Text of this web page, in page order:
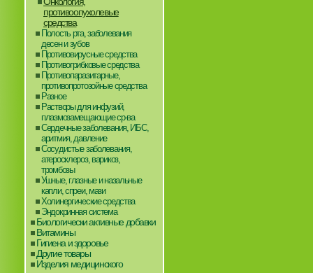
противоопухолевые
средства
Полость рта, заболевания
десен и зубов
Противовирусные средства
Противогрибковые средства
Противопаразитарные,
противопротозойные средства
Разное
Растворы для инфузий,
плазмозамещающие ср-ва
Сердечные заболевания, ИБС,
аритмия, давление
Сосудистые заболевания,
атеросклероз, варикоз,
тромбозы
Ушные, глазные и назальные
капли, спреи, мази
Холинергические средства
Эндокринная система
Биологически активные добавки
Витамины
Гигиена и здоровье
Другие товары
Изделия медицинского